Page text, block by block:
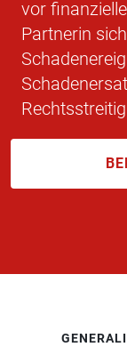
vor
Partnerin